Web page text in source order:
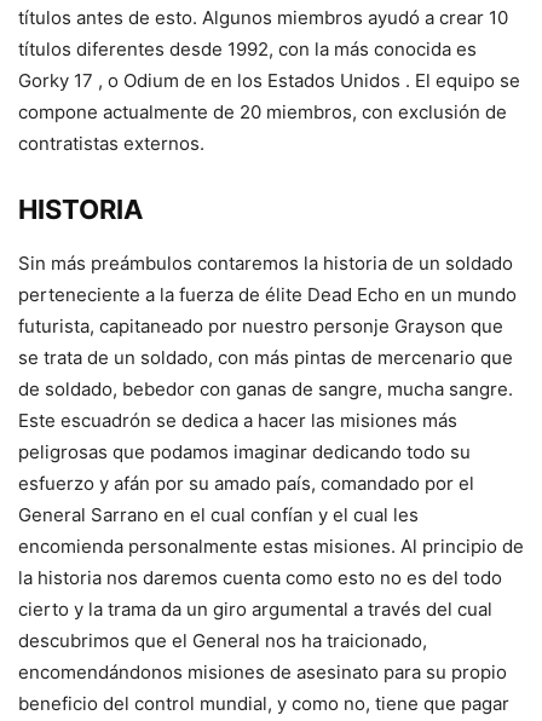
títulos antes de esto. Algunos miembros ayudó a crear 10
títulos diferentes desde 1992, con la más conocida es
Gorky 17 , o Odium de en los Estados Unidos . El equipo se
compone actualmente de 20 miembros, con exclusión de
contratistas externos.
HISTORIA
Sin más preámbulos contaremos la historia de un soldado
perteneciente a la fuerza de élite Dead Echo en un mundo
futurista, capitaneado por nuestro personje Grayson que
se trata de un soldado, con más pintas de mercenario que
de soldado, bebedor con ganas de sangre, mucha sangre.
Este escuadrón se dedica a hacer las misiones más
peligrosas que podamos imaginar dedicando todo su
esfuerzo y afán por su amado país, comandado por el
General Sarrano en el cual confían y el cual les
encomienda personalmente estas misiones. Al principio de
la historia nos daremos cuenta como esto no es del todo
cierto y la trama da un giro argumental a través del cual
descubrimos que el General nos ha traicionado,
encomendándonos misiones de asesinato para su propio
beneficio del control mundial, y como no, tiene que pagar